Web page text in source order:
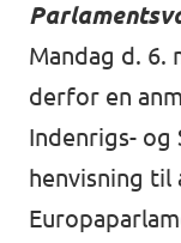
Mandag d. 6.
derfor en
Indenrigs- og
henvisning til